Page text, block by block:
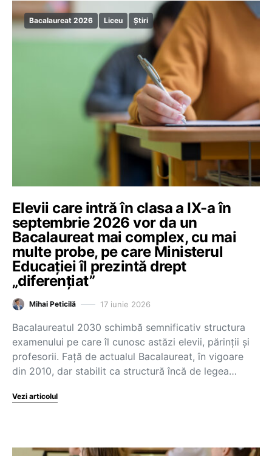
Bacalaureat 2026 Liceu Știri
Elevii care intră în clasa a IX-a în
septembrie 2026 vor da un
Bacalaureat mai complex, cu mai
multe probe, pe care Ministerul
Educației îl prezintă drept
„diferențiat”
Mihai Peticilă 17 iunie 2026
Bacalaureatul 2030 schimbă semnificativ structura
examenului pe care îl cunosc astăzi elevii, părinții și
profesorii. Față de actualul Bacalaureat, în vigoare
din 2010, dar stabilit ca structură încă de legea…
Vezi articolul